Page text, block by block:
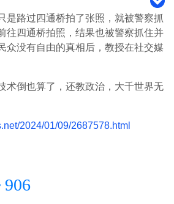
是路过四通桥拍了张照，就被警察抓
往四通桥拍照，结果也被警察抓住并
众没有自由的真相后，教授在社交媒
术倒也算了，还教政治，大千世界无
2024/01/09/2687578.html
906